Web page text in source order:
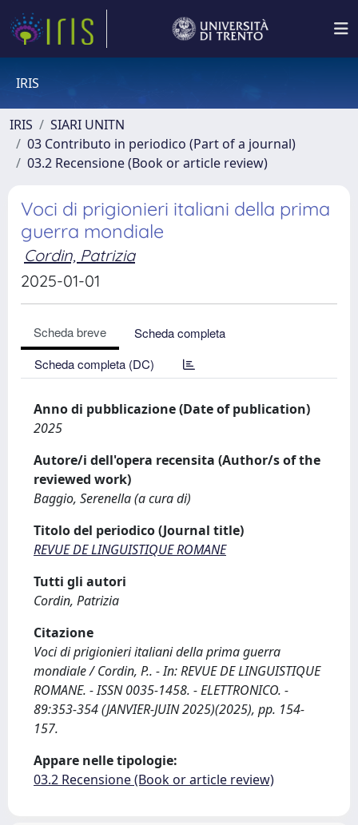
IRIS
IRIS
SIARI UNITN
03 Contributo in periodico (Part of a journal)
03.2 Recensione (Book or article review)
Voci di prigionieri italiani della prima
guerra mondiale
Cordin, Patrizia
2025-01-01
Scheda breve
Scheda completa
Scheda completa (DC)
Anno di pubblicazione (Date of publication)
2025
Autore/i dell'opera recensita (Author/s of the
reviewed work)
Baggio, Serenella (a cura di)
Titolo del periodico (Journal title)
REVUE DE LINGUISTIQUE ROMANE
Tutti gli autori
Cordin, Patrizia
Citazione
Voci di prigionieri italiani della prima guerra
mondiale / Cordin, P.. - In: REVUE DE LINGUISTIQUE
ROMANE. - ISSN 0035-1458. - ELETTRONICO. -
89:353-354 (JANVIER-JUIN 2025)(2025), pp. 154-
157.
Appare nelle tipologie:
03.2 Recensione (Book or article review)